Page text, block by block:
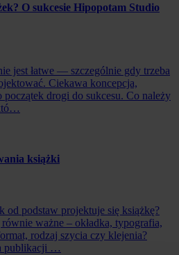
O sukcesie Hipopotam Studio
jest łatwe — szczególnie gdy trzeba
Ciekawa koncepcja,
początek drogi do sukcesu. Co należy
książki
od podstaw projektuje się książkę?
ważne – okładka, typografia,
rodzaj szycia czy klejenia?
publikacji …